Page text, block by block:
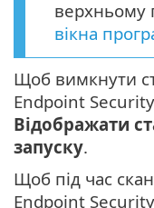
верхньому
вікна
Щоб вимкнути
Endpoint
Відображати
запуску.
Щоб під час
Endpoint